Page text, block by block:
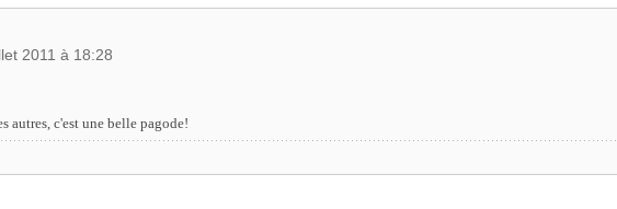
2011 à 18:28
autres, c'est une belle pagode!